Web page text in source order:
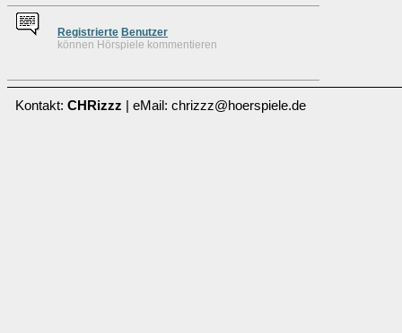
Registrierte Benutzer
können Hörspiele kommentieren
Kontakt: CHRizzz | eMail: chrizzz@hoerspiele.de